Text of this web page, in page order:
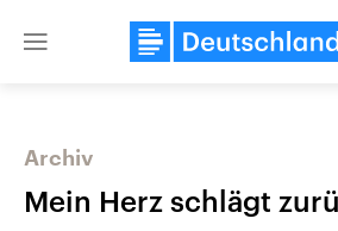
Close
Archiv
Mein Herz schlägt